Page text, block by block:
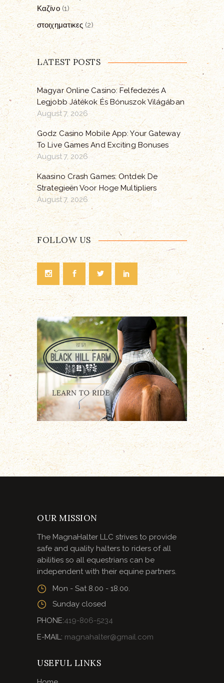
Καζίνο(1)
στοιχηματικες (2)
LATEST POSTS
Magyar Online Casino: Felfedezés A
Legjobb Játékok És Bónuszok Világában
August 7, 2026
Godz Casino Mobile App: Your Gateway
To Live Games And Exciting Bonuses
August 7, 2026
Kaasino Crash Games: Ontdek De
Strategieën Voor Hoge Multipliers
August 7, 2026
FOLLOW US
OUR MISSION
The MagnaHalter LLC strives to provide
safe and quality halters to riders of all
abilities so all equestrians can be
independent with their equine partners.
Mon - Sat 8.00 - 18.00.
Sunday closed
PHONE:419-806-5234
E-MAIL: magnahalter@gmail.com
USEFUL LINKS